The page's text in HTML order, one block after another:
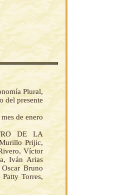
Plural,
del presente
de enero
DE LA
Prijic,
Víctor
Iván Arias
Bruno
Torres,